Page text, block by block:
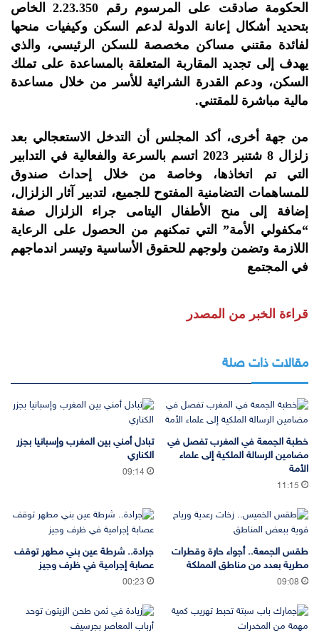
الحكومة صادقت على المرسوم رقم 2.23.350 الخاص
بتحديد أشكال إعانة الدولة لدعم السكن وكيفيات منحها
لفائدة مقتني مساكن مخصصة للسكن الرئيسي، والذي
يهدف إلى تجديد المقاربة المتعلقة بالمساعدة على تملك
السكن، ودعم القدرة الشرائية للأسر من خلال مساعدة
مالية مباشرة للمقتني.
من جهة أخرى، أكد المجلس أن التدخل الاستعجالي بعد
زلزال 8 شتنبر 2023 اتسم بالسرعة والفعالية في التدابير
التي تم اتخاذها، وخاصة من خلال إحداث صندوق
للمساهمات التضامنية المفتوح للجميع، لتدبير آثار الزلزال،
إضافة إلى منح الأطفال اليتامى جراء الزلزال صفة
“مكفولي الأمة” التي تمكنهم من الحصول على الرعاية
اللازمة وتضمن ولوجهم للحقوق الأساسية وتيسر اندماجهم
في المجتمع
قراءة الخبر من المصدر
مقالات ذات صلة
خطبة الجمعة في المغرب تفصل في
مضامين الرسالة الملكية إلى علماء
الأمة
11:15
تبادل أمني بين المغرب وإسبانيا بجزر
الكناري
09:14
طقس الجمعة.. أجواء حارة وقطرات
مطرية بعدد من مناطق المملكة
09:08
جرادة.. شرطة عين بني مطهر توقف
عصابة إجرامية في ظرف وجيز
00:23